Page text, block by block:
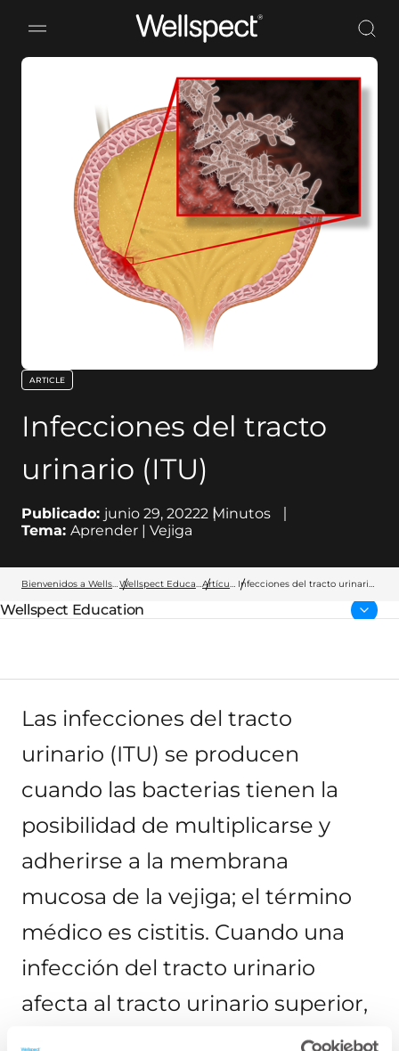
Wellspect
Infecciones del tracto
urinario (ITU)
key:global.content-type:
ARTICLE
Publicado: junio 29, 20222 Minutos
Tema: Aprender | Vejiga
Bienvenidos a Wellspect Wellspect Education Artículos Infecciones del tracto urinario
Página parental:
Wellspect Education
Las infecciones del tracto
urinario (ITU) se producen
cuando las bacterias tienen la
posibilidad de multiplicarse y
adherirse a la membrana
mucosa de la vejiga; el término
médico es cistitis. Cuando una
infección del tracto urinario
afecta al tracto urinario superior,
los riñones y/o la pelvis renal, la